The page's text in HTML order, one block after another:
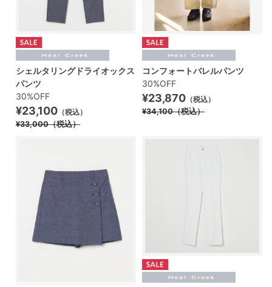
シェルタリングドライオックス
パンツ
30%OFF
¥23,100 （税込）
¥33,000（税込）
コンフォートバレルパンツ
30%OFF
¥23,870 （税込）
¥34,100（税込）